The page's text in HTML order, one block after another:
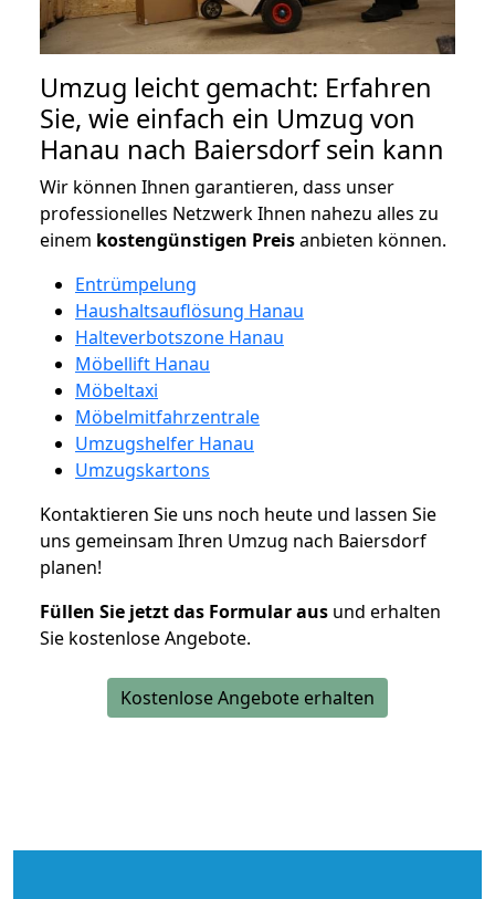
Umzug leicht gemacht: Erfahren
Sie, wie einfach ein Umzug von
Hanau nach Baiersdorf sein kann
Wir können Ihnen garantieren, dass unser
professionelles Netzwerk Ihnen nahezu alles zu
einem kostengünstigen Preisanbieten können.
Entrümpelung
Haushaltsauflösung Hanau
Halteverbotszone Hanau
Möbellift Hanau
Möbeltaxi
Möbelmitfahrzentrale
Umzugshelfer Hanau
Umzugskartons
Kontaktieren Sie uns noch heute und lassen Sie
uns gemeinsam Ihren Umzug nach Baiersdorf
planen!
Füllen Sie jetzt das Formular aus und erhalten
Sie kostenlose Angebote.
Kostenlose Angebote erhalten